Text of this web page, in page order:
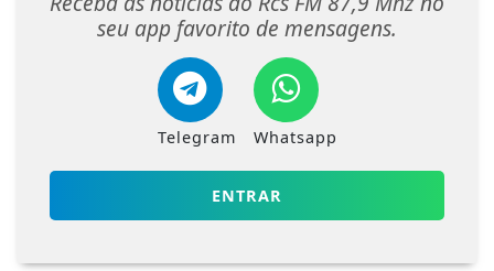
seu app favorito de mensagens.
Telegram Whatsapp
ENTRAR